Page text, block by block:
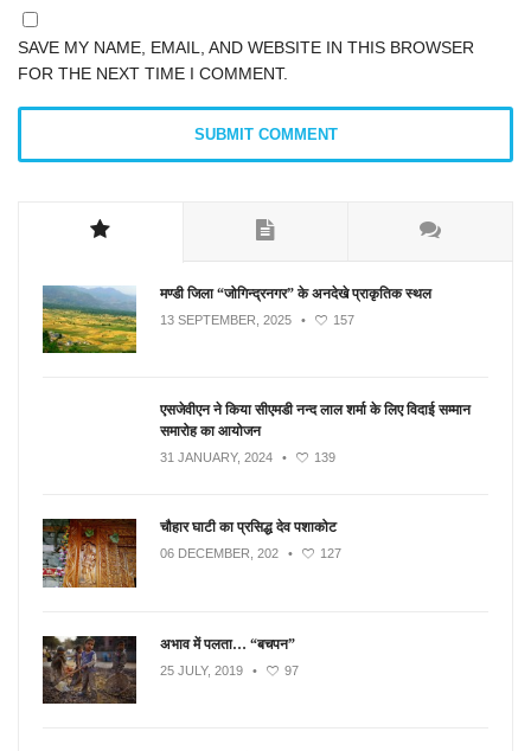
SAVE MY NAME, EMAIL, AND WEBSITE IN THIS BROWSER
FOR THE NEXT TIME I COMMENT.
मण्डी जिला “जोगिन्द्रनगर” के अनदेखे प्राकृतिक स्थल
13 SEPTEMBER, 2025 • 157
एसजेवीएन ने किया सीएमडी नन्‍द लाल शर्मा के लिए विदाई सम्मान
समारोह का आयोजन
31 JANUARY, 2024 • 139
चौहार घाटी का प्रसिद्ध देव पशाकोट
06 DECEMBER, 202 • 127
अभाव में पलता… “बचपन”
25 JULY, 2019 • 97